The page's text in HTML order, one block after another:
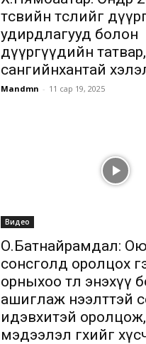
төсвийн төслийг
удирдлагууд болон
дүүргүүдийн татвар,
сангийнхантай
Mandmn - 11 сар 19, 2025
Видео
О.Батнайрамдал:
сонсголд оролцох
орныхоо төлөө
ашиглаж нээлттэй
идэвхитэй оролцож,
мэдээлэл өгөхийг